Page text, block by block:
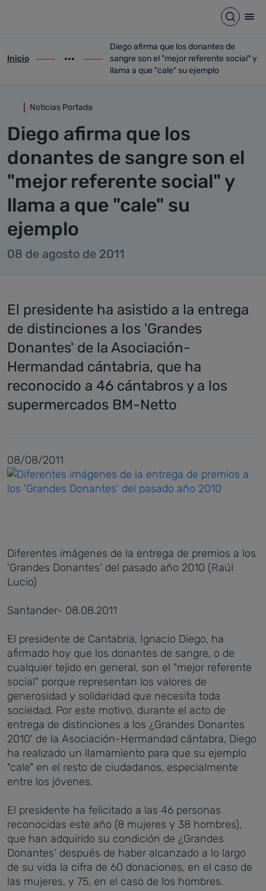
Abrir
ir-a inicio
Inicio
Mostrar opciones del camino de migas
ir-a Diego afirma que los donantes de
Diego afirma que los donantes de
sangre son el "mejor referente social" y
llama a que "cale" su ejemplo
Noticias Portada
Diego afirma que los
donantes de sangre son el
"mejor referente social" y
llama a que "cale" su
ejemplo
08 de agosto de 2011
El presidente ha asistido a la entrega
de distinciones a los 'Grandes
Donantes' de la Asociación-
Hermandad cántabria, que ha
reconocido a 46 cántabros y a los
supermercados BM-Netto
08/08/2011
Diferentes imágenes de la entrega de premios a los
'Grandes Donantes' del pasado año 2010 (Raúl
Lucio)
Santander- 08.08.2011
El presidente de Cantabria, Ignacio Diego, ha
afirmado hoy que los donantes de sangre, o de
cualquier tejido en general, son el "mejor referente
social" porque representan los valores de
generosidad y solidaridad que necesita toda
sociedad. Por este motivo, durante el acto de
entrega de distinciones a los ¿Grandes Donantes
2010' de la Asociación-Hermandad cántabra, Diego
ha realizado un llamamiento para que su ejemplo
"cale" en el resto de ciudadanos, especialmente
entre los jóvenes.
El presidente ha felicitado a las 46 personas
reconocidas este año (8 mujeres y 38 hombres),
que han adquirido su condición de ¿Grandes
Donantes' después de haber alcanzado a lo largo
de su vida la cifra de 60 donaciones, en el caso de
las mujeres, y 75, en el caso de los hombres.